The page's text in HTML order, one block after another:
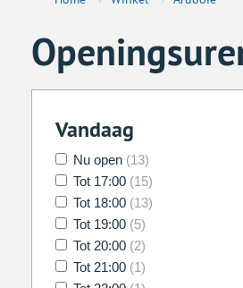
Vandaag
Nu open (13)
Tot 17:00 (15)
Tot 18:00 (13)
Tot 19:00 (5)
Tot 20:00 (2)
Tot 21:00 (1)